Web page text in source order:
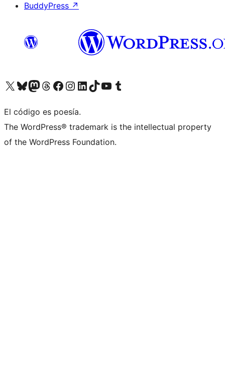
BuddyPress ↗
Visita nuestra cuenta de X (anteriormente Twitter)
Visita nuestra cuenta de Bluesky
Visita nuestra cuenta de Mastodon
Visita nuestra cuenta de Threads
Visita nuestra página de Facebook
Visita nuestra cuenta de Instagram
Visita nuestra cuenta de LinkedIn
Visita nuestra cuenta de TikTok
Visita nuestro canal de YouTube
Visita nuestra cuenta de Tumblr
El código es poesía.
The WordPress® trademark is the intellectual property
of the WordPress Foundation.